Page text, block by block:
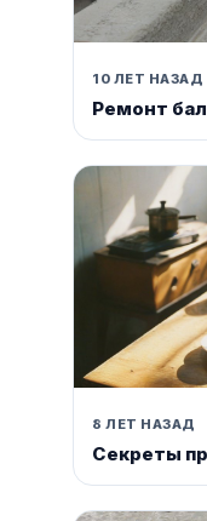
10 ЛЕТ НАЗАД
Ремонт
8 ЛЕТ НАЗАД
Секреты